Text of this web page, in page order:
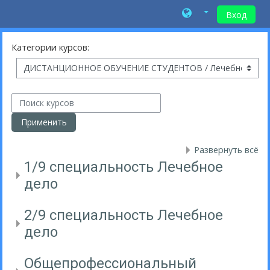
Перейти к основному содержанию
Вход
Категории курсов:
Поиск курсов
Применить
Развернуть всё
1/9 специальность Лечебное
дело
2/9 специальность Лечебное
дело
Общепрофессиональный